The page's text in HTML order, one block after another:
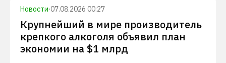
Новости·07.08.2026 00:27
Крупнейший в мире производитель
крепкого алкоголя объявил план
экономии на $1 млрд